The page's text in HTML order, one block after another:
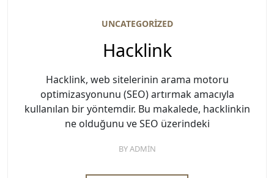
UNCATEGORIZED
Hacklink
Hacklink, web sitelerinin arama motoru
optimizasyonunu (SEO) artırmak amacıyla
kullanılan bir yöntemdir. Bu makalede, hacklinkin
ne olduğunu ve SEO üzerindeki
BYADMIN